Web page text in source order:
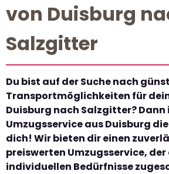
von Duisburg
Salzgitter
Du bist auf der Suche nach
Transportmöglichkeiten für
Duisburg nach Salzgitter? Dann
Umzugsservice aus Duisburg
dich! Wir bieten dir einen
preiswerten Umzugsservice,
individuellen Bedürfnisse